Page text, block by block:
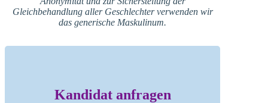
Gleichbehandlung aller Geschlechter verwenden wir
das generische Maskulinum.
Kandidat anfragen